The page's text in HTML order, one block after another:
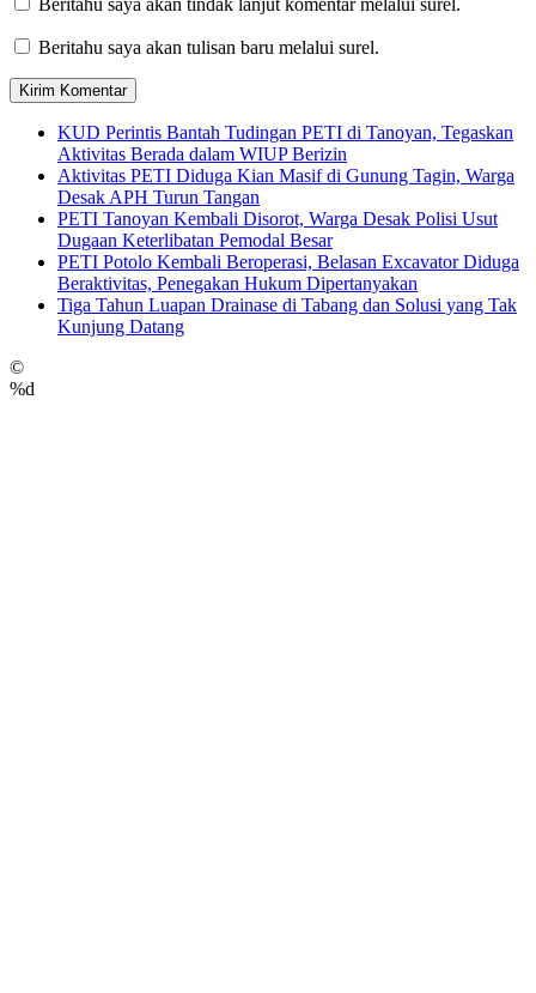
Beritahu saya akan tulisan baru melalui surel.
KUD Perintis Bantah Tudingan PETI di Tanoyan, Tegaskan
Aktivitas Berada dalam WIUP Berizin
Aktivitas PETI Diduga Kian Masif di Gunung Tagin, Warga
Desak APH Turun Tangan
PETI Tanoyan Kembali Disorot, Warga Desak Polisi Usut
Dugaan Keterlibatan Pemodal Besar
PETI Potolo Kembali Beroperasi, Belasan Excavator Diduga
Beraktivitas, Penegakan Hukum Dipertanyakan
Tiga Tahun Luapan Drainase di Tabang dan Solusi yang Tak
Kunjung Datang
©
%d